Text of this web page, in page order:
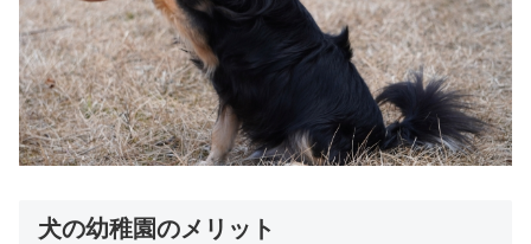
犬の幼稚園のメリット